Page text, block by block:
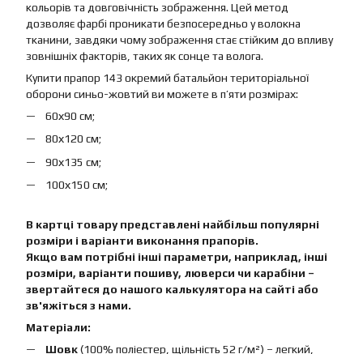
кольорів та довговічність зображення. Цей метод
дозволяє фарбі проникати безпосередньо у волокна
тканини, завдяки чому зображення стає стійким до впливу
зовнішніх факторів, таких як сонце та волога.
Купити прапор 143 окремий батальйон територіальної
оборони синьо-жовтий ви можете в п’яти розмірах:
60х90 см;
80х120 см;
90х135 см;
100х150 см;
В картці товару представлені найбільш популярні
розміри і варіанти виконання прапорів.
Якщо вам потрібні інші параметри, наприклад, інші
розміри, варіанти пошиву, люверси чи карабіни –
звертайтеся до нашого калькулятора на сайті або
зв'яжіться з нами.
Матеріали:
Шовк(100% поліестер, щільність 52 г/м²) – легкий,